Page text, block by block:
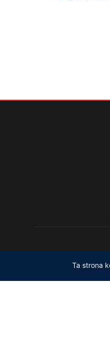
Ta strona